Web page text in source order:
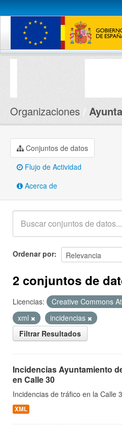
Conjuntos de datos
Organizaciones
Conjuntos de datos
Flujo de Actividad
Acerca de
Ordenar por
2 conjuntos de
Licencias: Creative Commons
xml
incidencias
Filtrar Resultados
Incidencias Ayuntamiento
en Calle 30
Incidencias de tráfico en la Calle
XML